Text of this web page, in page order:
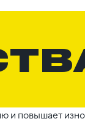
и повышает